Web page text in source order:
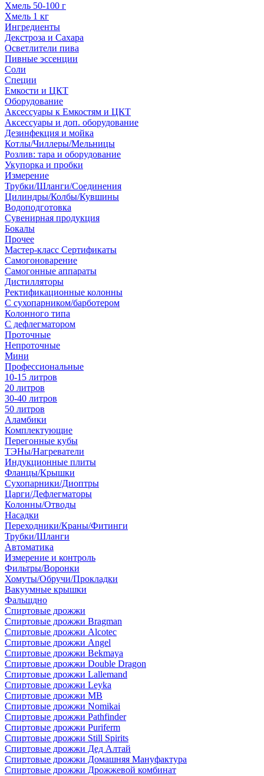
Хмель 50-100 г
Хмель 1 кг
Ингредиенты
Декстроза и Сахара
Осветлители пива
Пивные эссенции
Соли
Специи
Емкости и ЦКТ
Оборудование
Аксессуары к Емкостям и ЦКТ
Аксессуары и доп. оборудование
Дезинфекция и мойка
Котлы/Чиллеры/Мельницы
Розлив: тара и оборудование
Укупорка и пробки
Измерение
Трубки/Шланги/Соединения
Цилиндры/Колбы/Кувшины
Водоподготовка
Сувенирная продукция
Бокалы
Прочее
Мастер-класс Сертификаты
Самогоноварение
Самогонные аппараты
Дистилляторы
Ректификационные колонны
С сухопарником/барботером
Колонного типа
С дефлегматором
Проточные
Непроточные
Мини
Профессиональные
10-15 литров
20 литров
30-40 литров
50 литров
Аламбики
Комплектующие
Перегонные кубы
ТЭНы/Нагреватели
Индукционные плиты
Фланцы/Крышки
Сухопарники/Диоптры
Царги/Дефлегматоры
Колонны/Отводы
Насадки
Переходники/Краны/Фитинги
Трубки/Шланги
Автоматика
Измерение и контроль
Фильтры/Воронки
Хомуты/Обручи/Прокладки
Вакуумные крышки
Фальшдно
Спиртовые дрожжи
Спиртовые дрожжи Bragman
Спиртовые дрожжи Alcotec
Спиртовые дрожжи Angel
Спиртовые дрожжи Bekmaya
Спиртовые дрожжи Double Dragon
Спиртовые дрожжи Lallemand
Спиртовые дрожжи Leyka
Спиртовые дрожжи MB
Спиртовые дрожжи Nomikai
Спиртовые дрожжи Pathfinder
Спиртовые дрожжи Puriferm
Спиртовые дрожжи Still Spirits
Спиртовые дрожжи Дед Алтай
Спиртовые дрожжи Домашняя Мануфактура
Спиртовые дрожжи Дрожжевой комбинат